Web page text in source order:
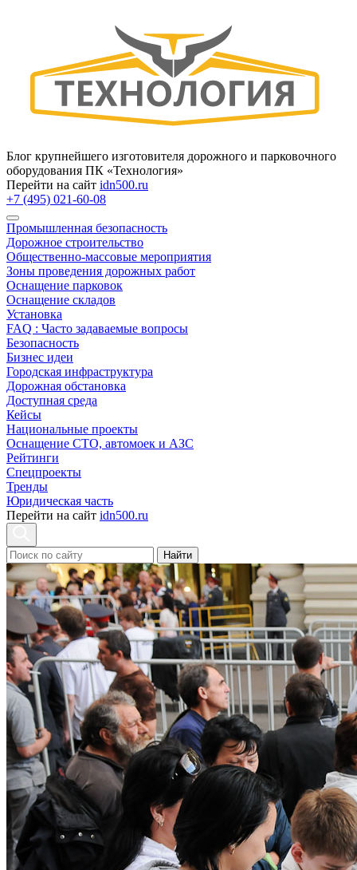
Блог крупнейшего изготовителя дорожного и парковочного
оборудования ПК «Технология»
Перейти на сайт idn500.ru
+7 (495) 021-60-08
Промышленная безопасность
Дорожное строительство
Общественно‑массовые мероприятия
Зоны проведения дорожных работ
Оснащение парковок
Оснащение складов
Установка
FAQ : Часто задаваемые вопросы
Безопасность
Бизнес идеи
Городская инфраструктура
Дорожная обстановка
Доступная среда
Кейсы
Национальные проекты
Оснащение СТО, автомоек и АЗС
Рейтинги
Спецпроекты
Тренды
Юридическая часть
Перейти на сайт idn500.ru
Найти